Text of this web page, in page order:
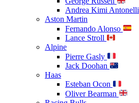
Andrea Kimi Antonelli
Aston Martin
Fernando Alonso
Lance Stroll
Alpine
Pierre Gasly
Jack Doohan
Haas
Esteban Ocon
Oliver Bearman